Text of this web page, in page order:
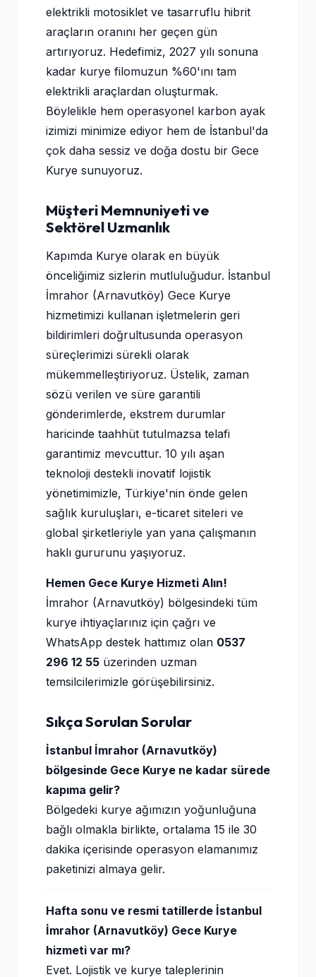
elektrikli motosiklet ve tasarruflu hibrit
araçların oranını her geçen gün
artırıyoruz. Hedefimiz, 2027 yılı sonuna
kadar kurye filomuzun %60'ını tam
elektrikli araçlardan oluşturmak.
Böylelikle hem operasyonel karbon ayak
izimizi minimize ediyor hem de İstanbul'da
çok daha sessiz ve doğa dostu bir Gece
Kurye sunuyoruz.
Müşteri Memnuniyeti ve
Sektörel Uzmanlık
Kapımda Kurye olarak en büyük
önceliğimiz sizlerin mutluluğudur. İstanbul
İmrahor (Arnavutköy) Gece Kurye
hizmetimizi kullanan işletmelerin geri
bildirimleri doğrultusunda operasyon
süreçlerimizi sürekli olarak
mükemmelleştiriyoruz. Üstelik, zaman
sözü verilen ve süre garantili
gönderimlerde, ekstrem durumlar
haricinde taahhüt tutulmazsa telafi
garantimiz mevcuttur. 10 yılı aşan
teknoloji destekli inovatif lojistik
yönetimimizle, Türkiye'nin önde gelen
sağlık kuruluşları, e-ticaret siteleri ve
global şirketleriyle yan yana çalışmanın
haklı gururunu yaşıyoruz.
Hemen Gece Kurye Hizmeti Alın!
İmrahor (Arnavutköy) bölgesindeki tüm
kurye ihtiyaçlarınız için çağrı ve
WhatsApp destek hattımız olan 0537
296 12 55 üzerinden uzman
temsilcilerimizle görüşebilirsiniz.
Sıkça Sorulan Sorular
İstanbul İmrahor (Arnavutköy)
bölgesinde Gece Kurye ne kadar sürede
kapıma gelir?
Bölgedeki kurye ağımızın yoğunluğuna
bağlı olmakla birlikte, ortalama 15 ile 30
dakika içerisinde operasyon elamanımız
paketinizi almaya gelir.
Hafta sonu ve resmi tatillerde İstanbul
İmrahor (Arnavutköy) Gece Kurye
hizmeti var mı?
Evet. Lojistik ve kurye taleplerinin